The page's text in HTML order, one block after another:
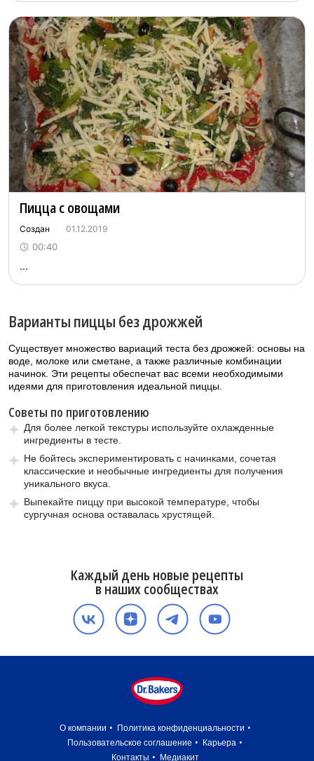
Пицца с овощами
Создан 01.12.2019
00:40
...
Варианты пиццы без дрожжей
Существует множество вариаций теста без дрожжей: основы на
воде, молоке или сметане, а также различные комбинации
начинок. Эти рецепты обеспечат вас всеми необходимыми
идеями для приготовления идеальной пиццы.
Советы по приготовлению
Для более легкой текстуры используйте охлажденные
ингредиенты в тесте.
Не бойтесь экспериментировать с начинками, сочетая
классические и необычные ингредиенты для получения
уникального вкуса.
Выпекайте пиццу при высокой температуре, чтобы
сургучная основа оставалась хрустящей.
Каждый день новые рецепты
в наших сообществах
О компании
Политика конфиденциальности
Пользовательское соглашение
Карьера
Контакты
Медиакит